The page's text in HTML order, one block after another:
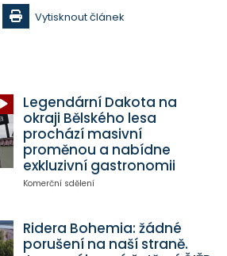
Vytisknout článek
Legendární Dakota na
okraji Bělského lesa
prochází masivní
proměnou a nabídne
exkluzivní gastronomii
Komerční sdělení
Ridera Bohemia: žádné
porušení na naší straně.